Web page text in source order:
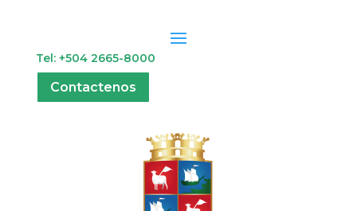
Tel: +504 2665-8000
Contactenos